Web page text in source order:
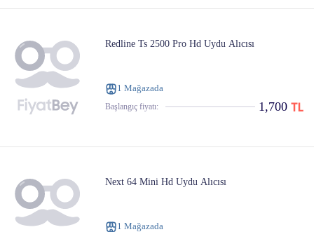
Redline Ts 2500 Pro Hd Uydu Alıcısı
1 Mağazada
Başlangıç ​​fiyatı: 1,700
Next 64 Mini Hd Uydu Alıcısı
1 Mağazada